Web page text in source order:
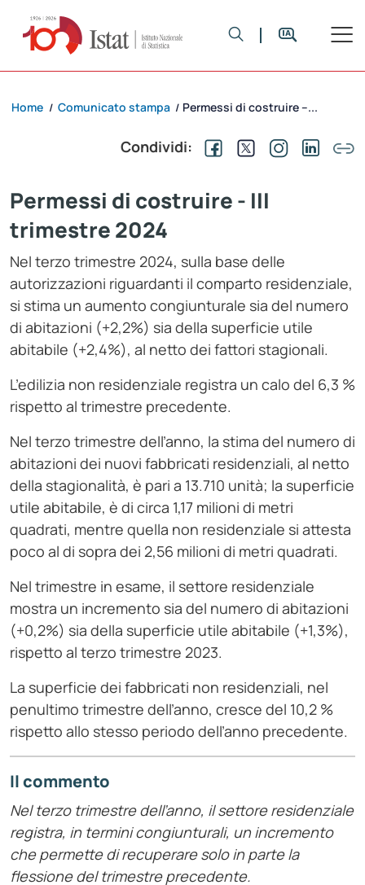
Home / Comunicato stampa / Permessi di costruire –...
Condividi:
Permessi di costruire - III
trimestre 2024
Nel terzo trimestre 2024, sulla base delle
autorizzazioni riguardanti il comparto residenziale,
si stima un aumento congiunturale sia del numero
di abitazioni (+2,2%) sia della superficie utile
abitabile (+2,4%), al netto dei fattori stagionali.
L’edilizia non residenziale registra un calo del 6,3 %
rispetto al trimestre precedente.
Nel terzo trimestre dell’anno, la stima del numero di
abitazioni dei nuovi fabbricati residenziali, al netto
della stagionalità, è pari a 13.710 unità; la superficie
utile abitabile, è di circa 1,17 milioni di metri
quadrati, mentre quella non residenziale si attesta
poco al di sopra dei 2,56 milioni di metri quadrati.
Nel trimestre in esame, il settore residenziale
mostra un incremento sia del numero di abitazioni
(+0,2%) sia della superficie utile abitabile (+1,3%),
rispetto al terzo trimestre 2023.
La superficie dei fabbricati non residenziali, nel
penultimo trimestre dell’anno, cresce del 10,2 %
rispetto allo stesso periodo dell’anno precedente.
Il commento
Nel terzo trimestre dell’anno, il settore residenziale
registra, in termini congiunturali, un incremento
che permette di recuperare solo in parte la
flessione del trimestre precedente.